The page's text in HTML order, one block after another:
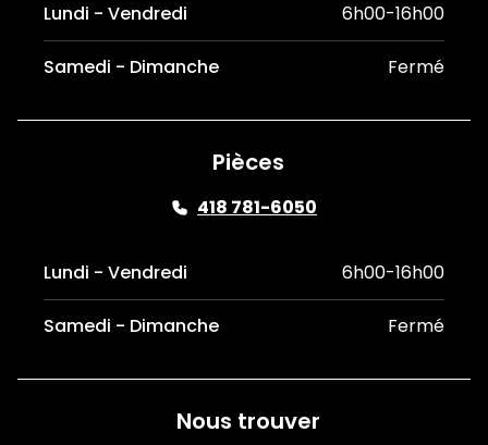
Lundi - Vendredi 6h00-16h00
Samedi - Dimanche Fermé
Pièces
418 781-6050
Lundi - Vendredi 6h00-16h00
Samedi - Dimanche Fermé
Nous trouver